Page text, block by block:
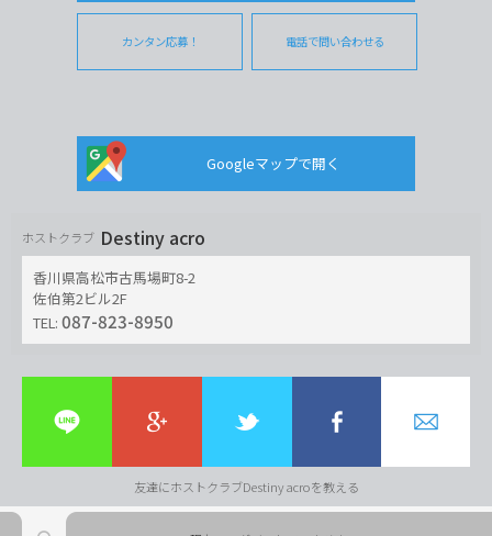
カンタン応募！ 電話で問い合わせる
Googleマップで開く
ホストクラブ Destiny acro
香川県高松市古馬場町8-2
佐伯第2ビル2F
TEL: 087-823-8950
友達にホストクラブDestiny acroを教える